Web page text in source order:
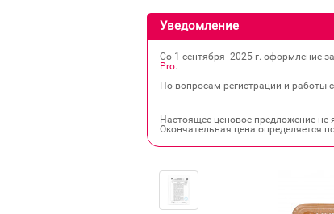
Уведомление
Со 1 сентября 2025 г. оформление
Pro.
По вопросам регистрации и работы
Настоящее ценовое предложение не
Окончательная цена определяется